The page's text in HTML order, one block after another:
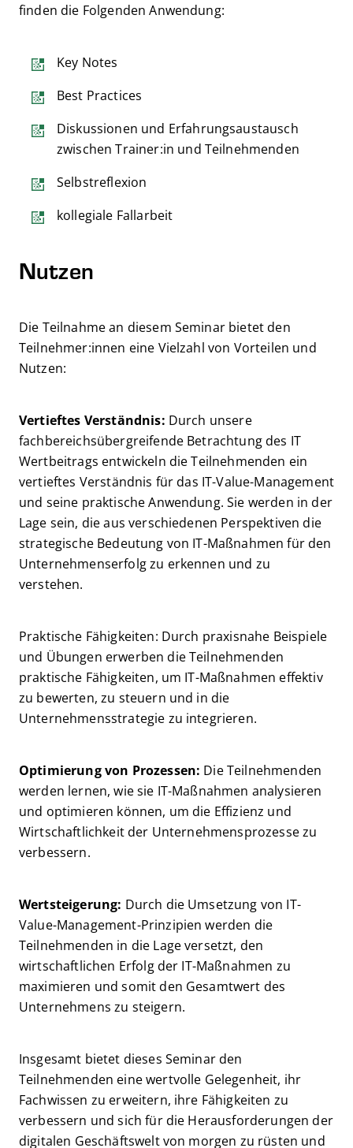
finden die Folgenden Anwendung:
Key Notes
Best Practices
Diskussionen und Erfahrungsaustausch
zwischen Trainer:in und Teilnehmenden
Selbstreflexion
kollegiale Fallarbeit
Nutzen
Die Teilnahme an diesem Seminar bietet den
Teilnehmer:innen eine Vielzahl von Vorteilen und
Nutzen:
Vertieftes Verständnis: Durch unsere
fachbereichsübergreifende Betrachtung des IT
Wertbeitrags entwickeln die Teilnehmenden ein
vertieftes Verständnis für das IT-Value-Management
und seine praktische Anwendung. Sie werden in der
Lage sein, die aus verschiedenen Perspektiven die
strategische Bedeutung von IT-Maßnahmen für den
Unternehmenserfolg zu erkennen und zu
verstehen.
Praktische Fähigkeiten: Durch praxisnahe Beispiele
und Übungen erwerben die Teilnehmenden
praktische Fähigkeiten, um IT-Maßnahmen effektiv
zu bewerten, zu steuern und in die
Unternehmensstrategie zu integrieren.
Optimierung von Prozessen: Die Teilnehmenden
werden lernen, wie sie IT-Maßnahmen analysieren
und optimieren können, um die Effizienz und
Wirtschaftlichkeit der Unternehmensprozesse zu
verbessern.
Wertsteigerung: Durch die Umsetzung von IT-
Value-Management-Prinzipien werden die
Teilnehmenden in die Lage versetzt, den
wirtschaftlichen Erfolg der IT-Maßnahmen zu
maximieren und somit den Gesamtwert des
Unternehmens zu steigern.
Insgesamt bietet dieses Seminar den
Teilnehmenden eine wertvolle Gelegenheit, ihr
Fachwissen zu erweitern, ihre Fähigkeiten zu
verbessern und sich für die Herausforderungen der
digitalen Geschäftswelt von morgen zu rüsten und